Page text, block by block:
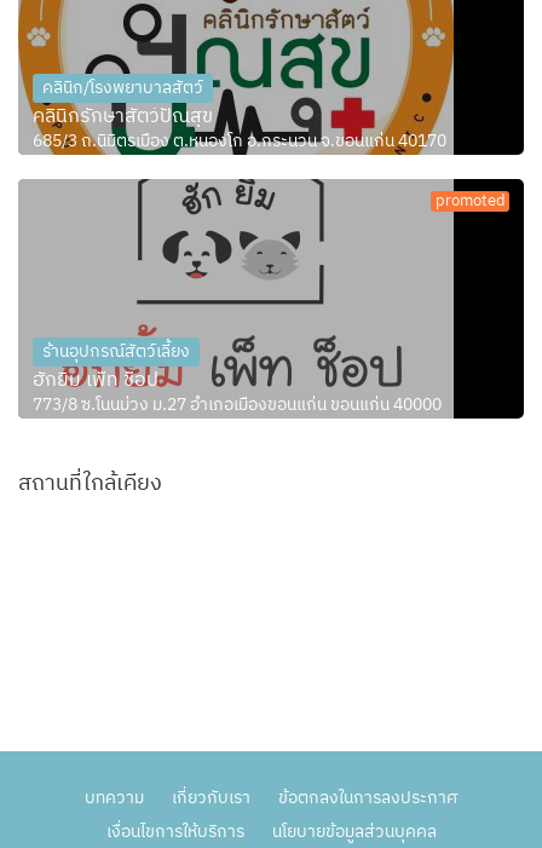
คลินิก/โรงพยาบาลสัตว์
คลินิกรักษาสัตว์ปัณสุข
685/3 ถ.นิมิตรเมือง ต.หนองโก อ.กระนวน จ.ขอนแก่น 40170
promoted
ร้านอุปกรณ์สัตว์เลี้ยง
ฮักยิ้ม เพ็ท ช็อป
773/8 ซ.โนนม่วง ม.27 อำเภอเมืองขอนแก่น ขอนแก่น 40000
สถานที่ใกล้เคียง
บทความ เกี่ยวกับเรา
ข้อตกลงในการลงประกาศ
เงื่อนไขการให้บริการ
นโยบายข้อมูลส่วนบุคคล